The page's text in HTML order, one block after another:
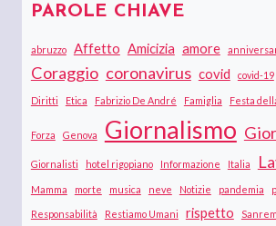
PAROLE CHIAVE
abruzzo Affetto Amicizia amore
Coraggio coronavirus covid covid-19
Diritti Etica Fabrizio De André Famiglia Festa
Forza Genova Giornalismo
Giornalisti hotel rigopiano Informazione Italia
Mamma morte musica neve Notizie pandemia
Responsabilità Restiamo Umani rispetto